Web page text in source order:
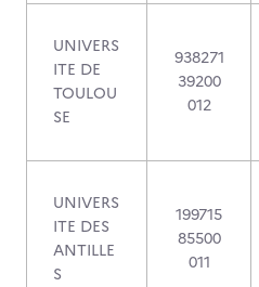
UNIVERS
ITE DE
TOULOU
SE
938271
39200
012
UNIVERS
ITE DES
ANTILLE
S
199715
85500
011